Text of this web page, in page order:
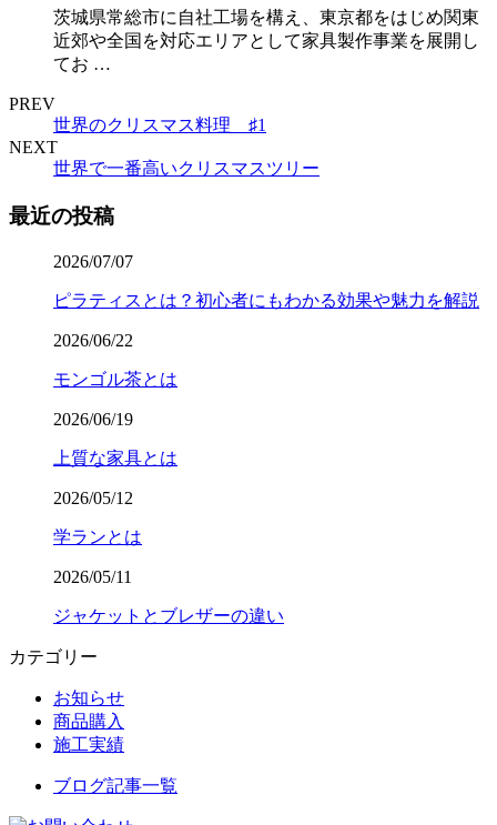
茨城県常総市に自社工場を構え、東京都をはじめ関東
近郊や全国を対応エリアとして家具製作事業を展開し
てお …
PREV
世界のクリスマス料理 ♯1
NEXT
世界で一番高いクリスマスツリー
最近の投稿
2026/07/07
ピラティスとは？初心者にもわかる効果や魅力を解説
2026/06/22
モンゴル茶とは
2026/06/19
上質な家具とは
2026/05/12
学ランとは
2026/05/11
ジャケットとブレザーの違い
カテゴリー
お知らせ
商品購入
施工実績
ブログ記事一覧